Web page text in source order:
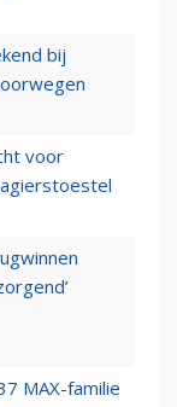
bij
voor
MAX-familie